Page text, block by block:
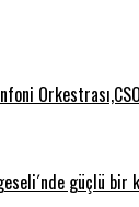
güçlü bir